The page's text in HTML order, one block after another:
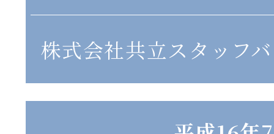
株式会社共立スタッフ